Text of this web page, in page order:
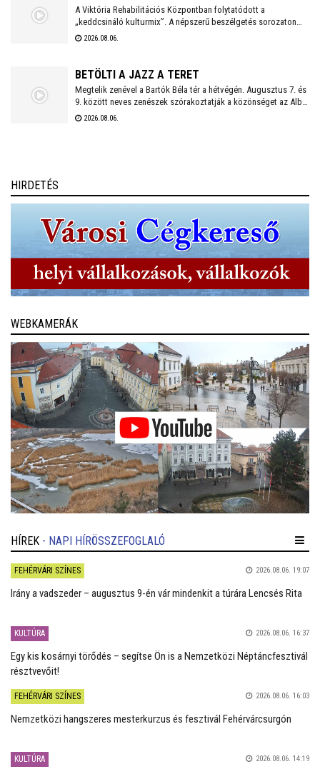
A Viktória Rehabilitációs Központban folytatódott a
„keddcsináló kulturmix”. A népszerű beszélgetés sorozaton
ezúttal is kivételes vendégek tisztelték meg a Viktória Pódium
2026.08.06.
BETÖLTI A JAZZ A TERET
Megtelik zenével a Bartók Béla tér a hétvégén. Augusztus 7. és
9. között neves zenészek szórakoztatják a közönséget az Alba
Regia Feszten. Fellép többek között az Oláh Dezső Vibratone
2026.08.06.
HIRDETÉS
WEBKAMERÁK
HÍREK - NAPI HÍRÖSSZEFOGLALÓ
FEHÉRVÁRI SZÍNES 2026.08.06. 19:07
Irány a vadszeder – augusztus 9-én vár mindenkit a túrára Lencsés Rita
KULTÚRA 2026.08.06. 16:37
Egy kis kosárnyi törődés – segítse Ön is a Nemzetközi Néptáncfesztivál
résztvevőit!
FEHÉRVÁRI SZÍNES 2026.08.06. 16:03
Nemzetközi hangszeres mesterkurzus és fesztivál Fehérvárcsurgón
KULTÚRA 2026.08.06. 14:19